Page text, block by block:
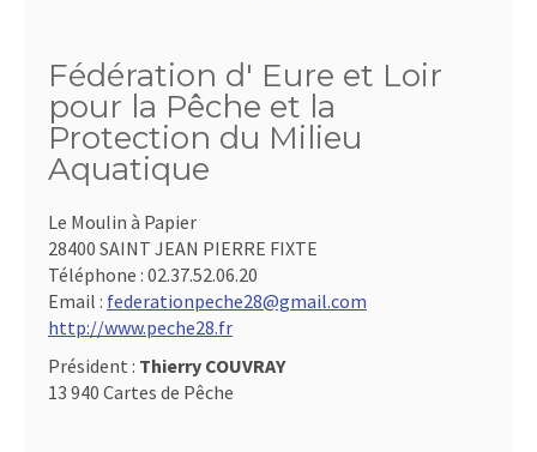
Fédération d' Eure et Loir
pour la Pêche et la
Protection du Milieu
Aquatique
Le Moulin à Papier
28400 SAINT JEAN PIERRE FIXTE
Téléphone : 02.37.52.06.20
Email : federationpeche28@gmail.com
http://www.peche28.fr
Président : Thierry COUVRAY
13 940 Cartes de Pêche